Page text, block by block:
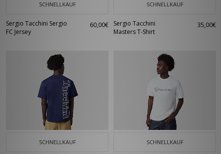
SCHNELLKAUF
Sergio Tacchini Sergio
FC Jersey
60,00€
SCHNELLKAUF
Sergio Tacchini
Masters T-Shirt
35,00€
SCHNELLKAUF SCHNELLKAUF